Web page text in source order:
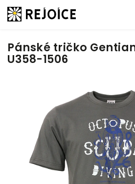
Pánské tričko
U358-1506